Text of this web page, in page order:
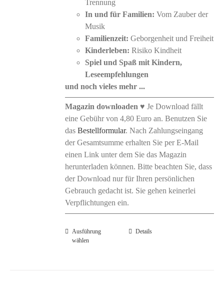
Trennung
In und für Familien: Vom Zauber der
Musik
Familienzeit: Geborgenheit und Freiheit
Kinderleben: Risiko Kindheit
Spiel und Spaß mit Kindern,
Leseempfehlungen
und noch vieles mehr ...
Magazin downloaden ♥ Je Download fällt
eine Gebühr von 4,80 Euro an. Benutzen Sie
dasBestellformular. Nach Zahlungseingang
der Gesamtsumme erhalten Sie per E-Mail
einen Link unter dem Sie das Magazin
herunterladen können. Bitte beachten Sie, dass
der Download nur für Ihren persönlichen
Gebrauch gedacht ist. Sie gehen keinerlei
Verpflichtungen ein.
Ausführung
wählen
Dieses
Details